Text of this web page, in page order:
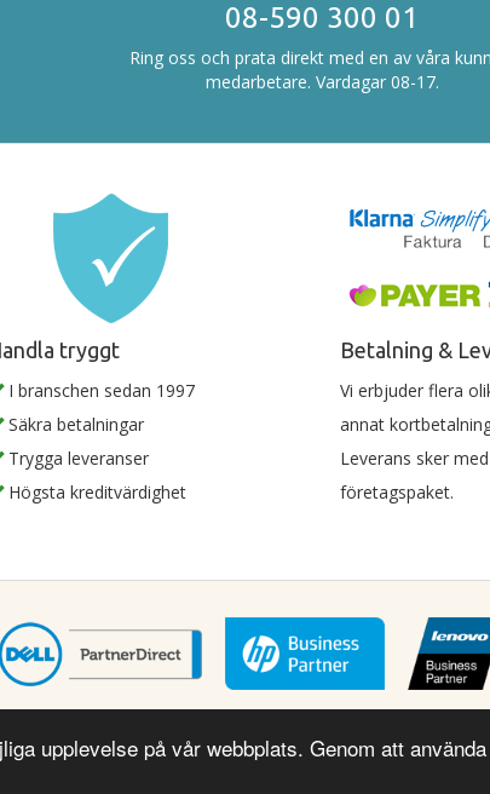
upplevelse på vår webbplats. Genom att
08-590 300 01
Ring oss och prata direkt med en av våra
medarbetare. Vardagar 08-17.
tryggt
I branschen sedan 1997
Säkra betalningar
Trygga leveranser
Högsta kreditvärdighet
Betalning &
Vi erbjuder flera
annat
Leverans sker
företagspaket.
AB / Butik.it. Sandavägen 40, 194 63 Upplands Väsby.